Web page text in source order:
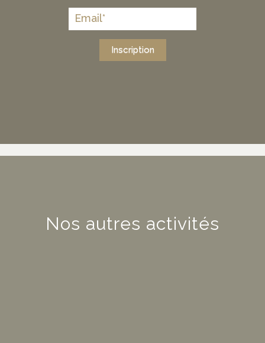
Inscription
Nos autres activités